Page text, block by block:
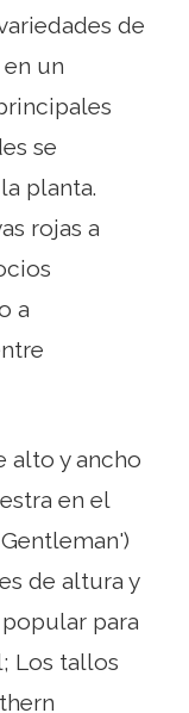
de
un
se
planta.
rojas a
a
alto y ancho
en el
de altura y
para
Los tallos